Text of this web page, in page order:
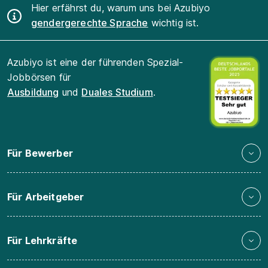
Hier erfährst du, warum uns bei Azubiyo
gendergerechte Sprache wichtig ist.
Azubiyo ist eine der führenden Spezial-
Jobbörsen für
Ausbildung und Duales Studium.
Für Bewerber
Für Arbeitgeber
Für Lehrkräfte